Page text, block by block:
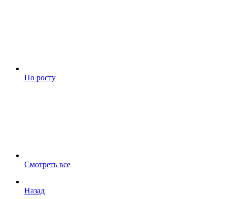
По росту
Смотреть все
Назад